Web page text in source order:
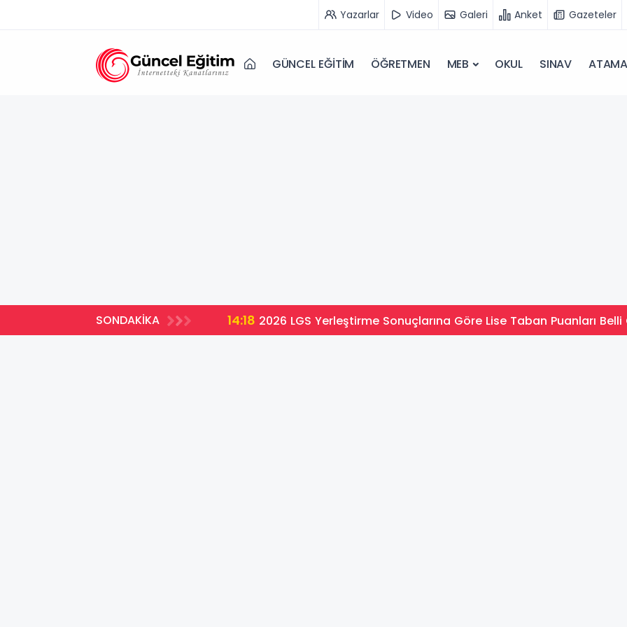
Yazarlar Video Galeri Anket Gazeteler
GÜNCEL EĞİTİM ÖĞRETMEN MEB OKUL SINAV ATAMA
SONDAKİKA 14:18 2026 LGS Yerleştirme Sonuçlarına Göre Lise Taban Puanları